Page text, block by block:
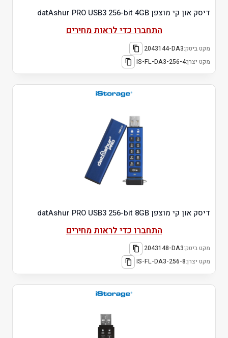
דיסק און קי מוצפן datAshur PRO USB3 256-bit 4GB
התחברו כדי לראות מחירים
מקט ביטק:2043144-DA3
מקט יצרן:IS-FL-DA3-256-4
דיסק און קי מוצפן datAshur PRO USB3 256-bit 8GB
התחברו כדי לראות מחירים
מקט ביטק:2043148-DA3
מקט יצרן:IS-FL-DA3-256-8